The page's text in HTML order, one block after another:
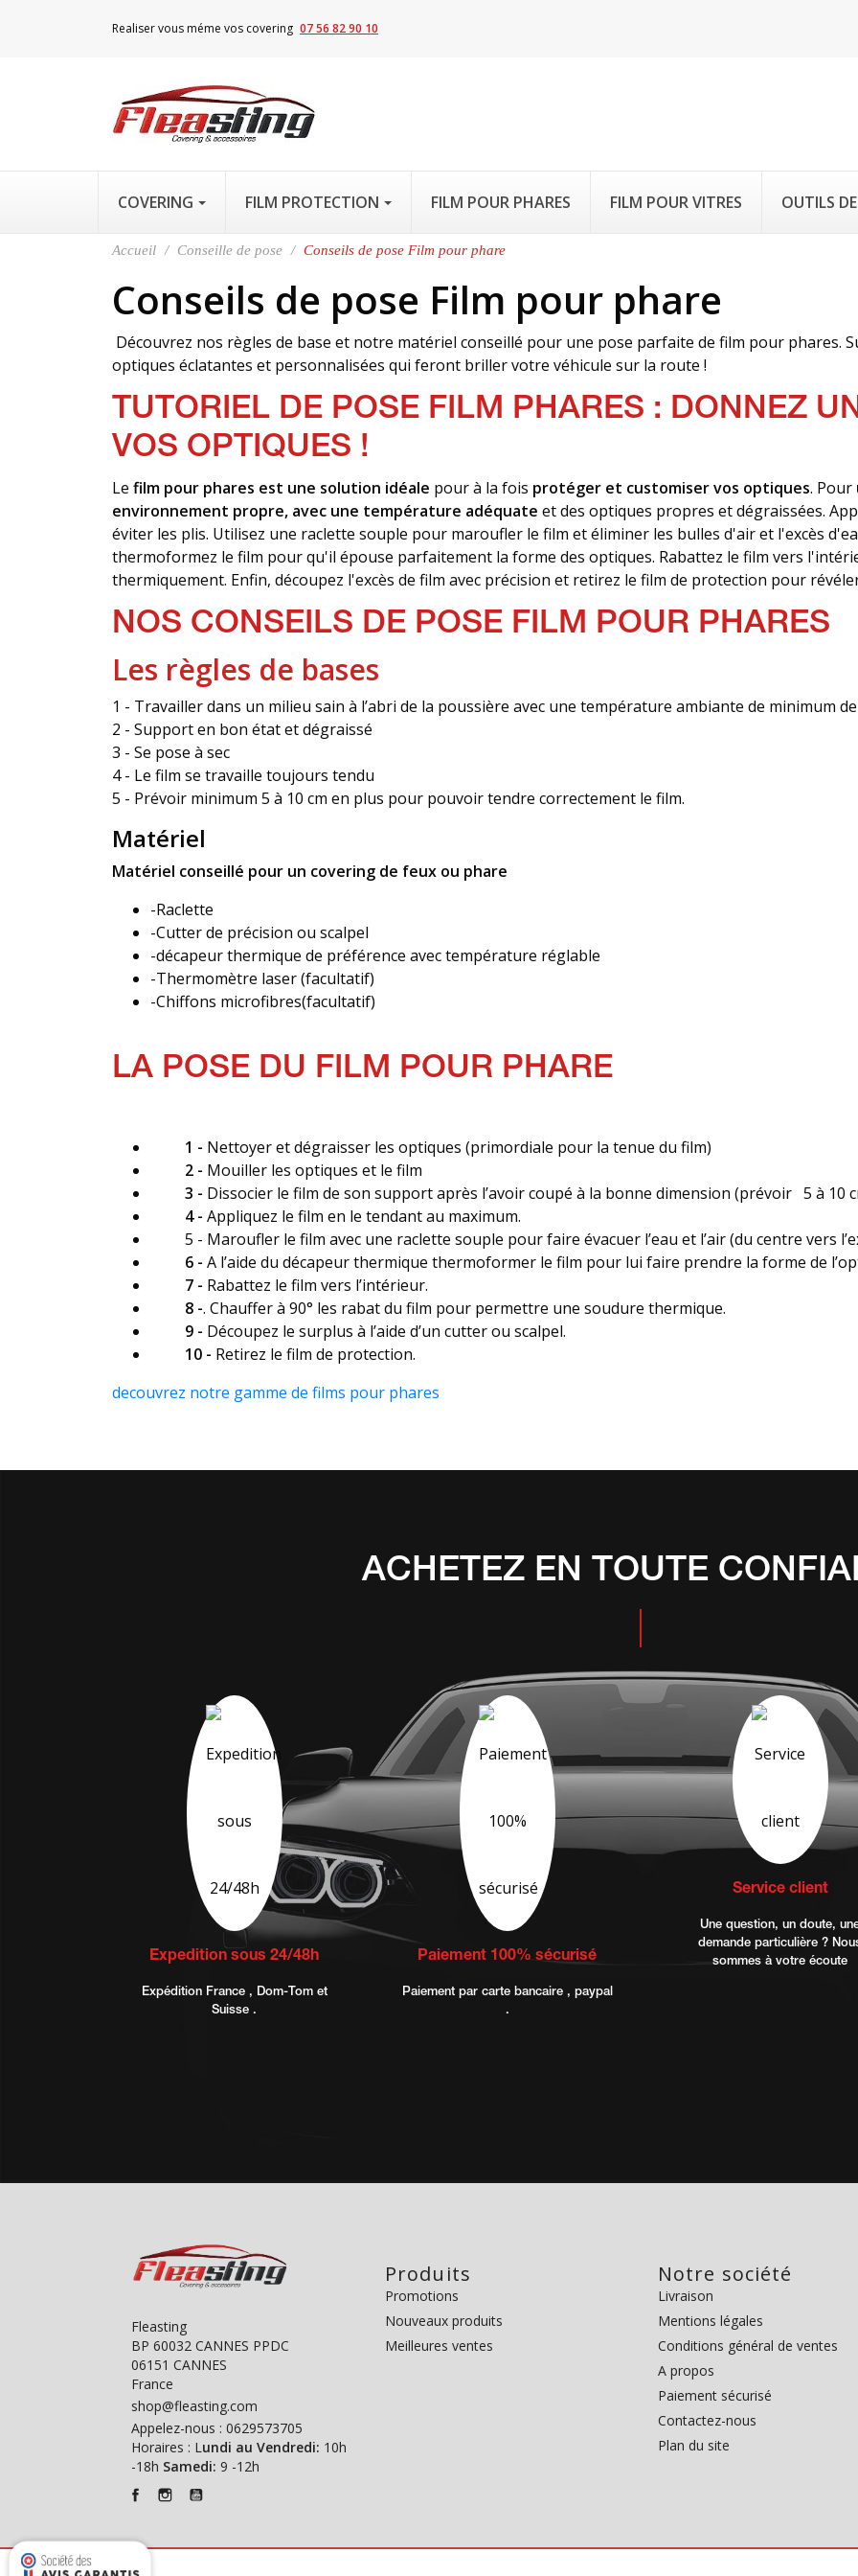
Realiser vous méme vos covering 07 56 82 90 10
COVERING FILM PROTECTION FILM POUR PHARES FILM POUR VITRES OUTILS
Accueil Conseille de pose Conseils de pose Film pour phare
Conseils de pose Film pour phare
Découvrez nos règles de base et notre matériel conseillé pour une pose parfaite de film pour phares.
optiques éclatantes et personnalisées qui feront briller votre véhicule sur la route !
TUTORIEL DE POSE FILM PHARES : DONNEZ
VOS OPTIQUES !
Le film pour phares est une solution idéale pour à la fois protéger et customiser vos optiques. Pour
environnement propre, avec une température adéquate et des optiques propres et dégraissées.
éviter les plis. Utilisez une raclette souple pour maroufler le film et éliminer les bulles d'air et l'excès
thermoformez le film pour qu'il épouse parfaitement la forme des optiques. Rabattez le film vers
thermiquement. Enfin, découpez l'excès de film avec précision et retirez le film de protection pour
NOS CONSEILS DE POSE FILM POUR PHARES
Les règles de bases
1 - Travailler dans un milieu sain à l’abri de la poussière avec une température ambiante de minimum de
2 - Support en bon état et dégraissé
3 - Se pose à sec
4 - Le film se travaille toujours tendu
5 - Prévoir minimum 5 à 10 cm en plus pour pouvoir tendre correctement le film.
Matériel
Matériel conseillé pour un covering de feux ou phare
-Raclette
-Cutter de précision ou scalpel
-décapeur thermique de préférence avec température réglable
-Thermomètre laser (facultatif)
-Chiffons microfibres(facultatif)
LA POSE DU FILM POUR PHARE
1 - Nettoyer et dégraisser les optiques (primordiale pour la tenue du film)
2 - Mouiller les optiques et le film
3 - Dissocier le film de son support après l’avoir coupé à la bonne dimension (prévoir 5 à 10
4 - Appliquez le film en le tendant au maximum.
5 - Maroufler le film avec une raclette souple pour faire évacuer l’eau et l’air (du centre vers
6 - A l’aide du décapeur thermique thermoformer le film pour lui faire prendre la forme de
7 - Rabattez le film vers l’intérieur.
8 -. Chauffer à 90° les rabat du film pour permettre une soudure thermique.
9 - Découpez le surplus à l’aide d’un cutter ou scalpel.
10 - Retirez le film de protection.
decouvrez notre gamme de films pour phares
ACHETEZ EN TOUTE
Expedition sous 24/48h
Expédition France , Dom-Tom et
Suisse .
Paiement 100% sécurisé
Paiement par carte bancaire , paypal
.
Service client
Une question, un doute,
demande particulière ?
sommes à votre écoute
Fleasting
BP 60032 CANNES PPDC
06151 CANNES
France
shop@fleasting.com
Appelez-nous : 0629573705
Horaires : L undi au Vendredi: 10h
-18h Samedi: 9 -12h
Produits
Promotions
Nouveaux produits
Meilleures ventes
Notre société
Livraison
Mentions légales
Conditions général de ventes
A propos
Paiement sécurisé
Contactez-nous
Plan du site